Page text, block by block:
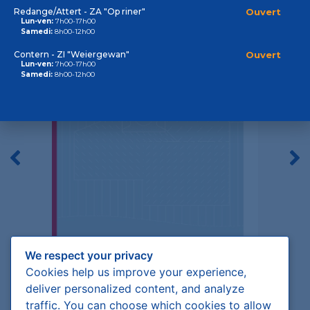
We respect your privacy
Cookies help us improve your experience,
deliver personalized content, and analyze
traffic. You can choose which cookies to allow
Redange/Attert - ZA "Op riner"
Lun-ven: 7h00-17h00
Samedi: 8h00-12h00
Ouvert
Contern - ZI "Weiergewan"
Lun-ven: 7h00-17h00
Samedi: 8h00-12h00
Ouvert